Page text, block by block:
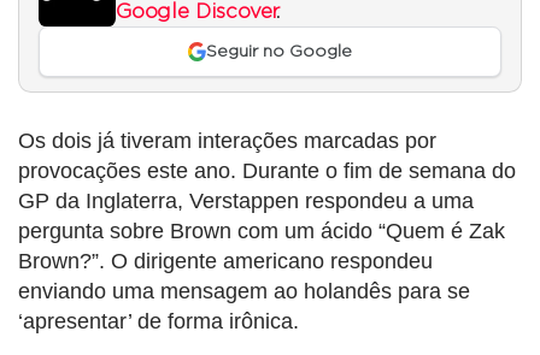
Google Discover.
Seguir no Google
Os dois já tiveram interações marcadas por
provocações este ano. Durante o fim de semana do
GP da Inglaterra, Verstappen respondeu a uma
pergunta sobre Brown com um ácido “Quem é Zak
Brown?”. O dirigente americano respondeu
enviando uma mensagem ao holandês para se
‘apresentar’ de forma irônica.